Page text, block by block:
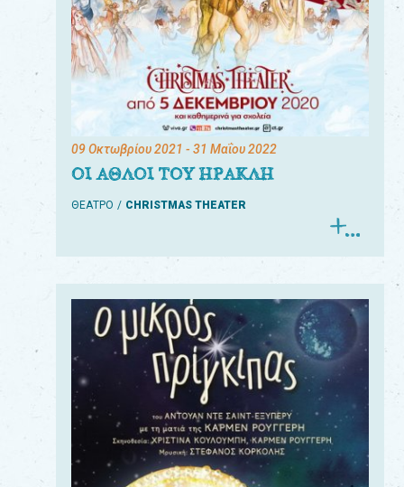
09 Οκτωβρίου 2021 - 31 Μαΐου 2022
ΟΙ ΑΘΛΟΙ ΤΟΥ ΗΡΑΚΛΗ
ΘΕΑΤΡΟ CHRISTMAS THEATER